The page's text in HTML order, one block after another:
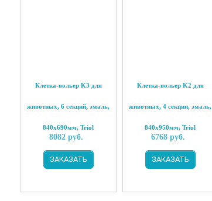
Клетка-вольер K3 для
животных, 6 секций, эмаль,
840х690мм, Triol
8082 руб.
ЗАКАЗАТЬ
Клетка-вольер K2 для
животных, 4 секции, эмаль,
840х950мм, Triol
6768 руб.
ЗАКАЗАТЬ